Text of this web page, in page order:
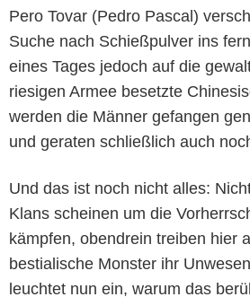
Pero Tovar (Pedro Pascal)
Suche nach Schießpulver ins
eines Tages jedoch auf die
riesigen Armee besetzte
werden die Männer gefangen
und geraten schließlich auch
Und das ist noch nicht alles:
Klans scheinen um die
kämpfen, obendrein treiben hier
bestialische Monster ihr
leuchtet nun ein, warum das